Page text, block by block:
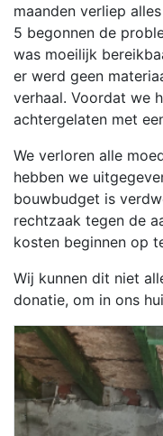
maanden verliep
5 begonnen de
was moeilijk
er werd geen
verhaal. Voordat we
achtergelaten met
We verloren alle
hebben we
bouwbudget is
rechtzaak tegen de
kosten beginnen op
Wij kunnen dit niet
donatie, om in ons